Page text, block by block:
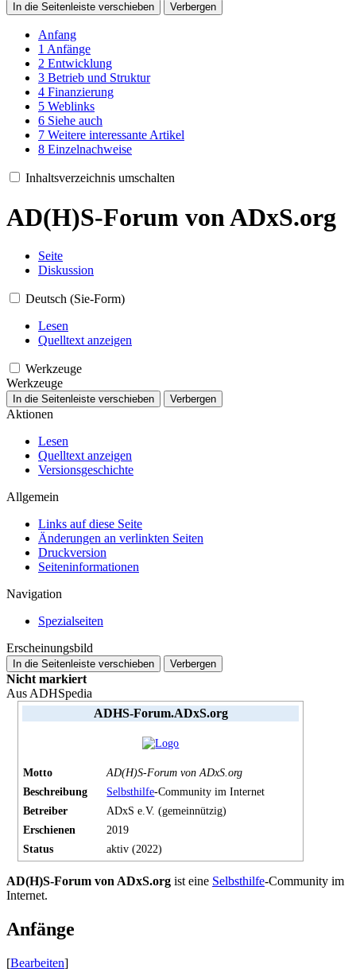
In die Seitenleiste verschieben Verbergen
Anfang
1 Anfänge
2 Entwicklung
3 Betrieb und Struktur
4 Finanzierung
5 Weblinks
6 Siehe auch
7 Weitere interessante Artikel
8 Einzelnachweise
Inhaltsverzeichnis umschalten
AD(H)S-Forum von ADxS.org
Seite
Diskussion
Deutsch (Sie-Form)
Lesen
Quelltext anzeigen
Werkzeuge
Werkzeuge
In die Seitenleiste verschieben Verbergen
Aktionen
Lesen
Quelltext anzeigen
Versionsgeschichte
Allgemein
Links auf diese Seite
Änderungen an verlinkten Seiten
Druckversion
Seiten­­informationen
Navigation
Spezialseiten
Erscheinungsbild
In die Seitenleiste verschieben Verbergen
Nicht markiert
Aus ADHSpedia
ADHS-Forum.ADxS.org
Motto
AD(H)S-Forum von ADxS.org
Beschreibung
Selbsthilfe-Community im Internet
Betreiber
ADxS e.V. (gemeinnützig)
Erschienen
2019
Status
aktiv (2022)
AD(H)S-Forum von ADxS.org ist eine Selbsthilfe-Community im
Internet.
Anfänge
[Bearbeiten]